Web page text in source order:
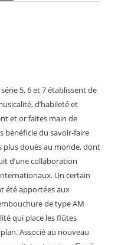
5, 6 et 7 établissent de
d’habileté et
et or faites main de
bénéficie du savoir-faire
plus doués au monde, dont
d’une collaboration
Un certain
été apportées aux
de type AM
qui place les flûtes
Associé au nouveau